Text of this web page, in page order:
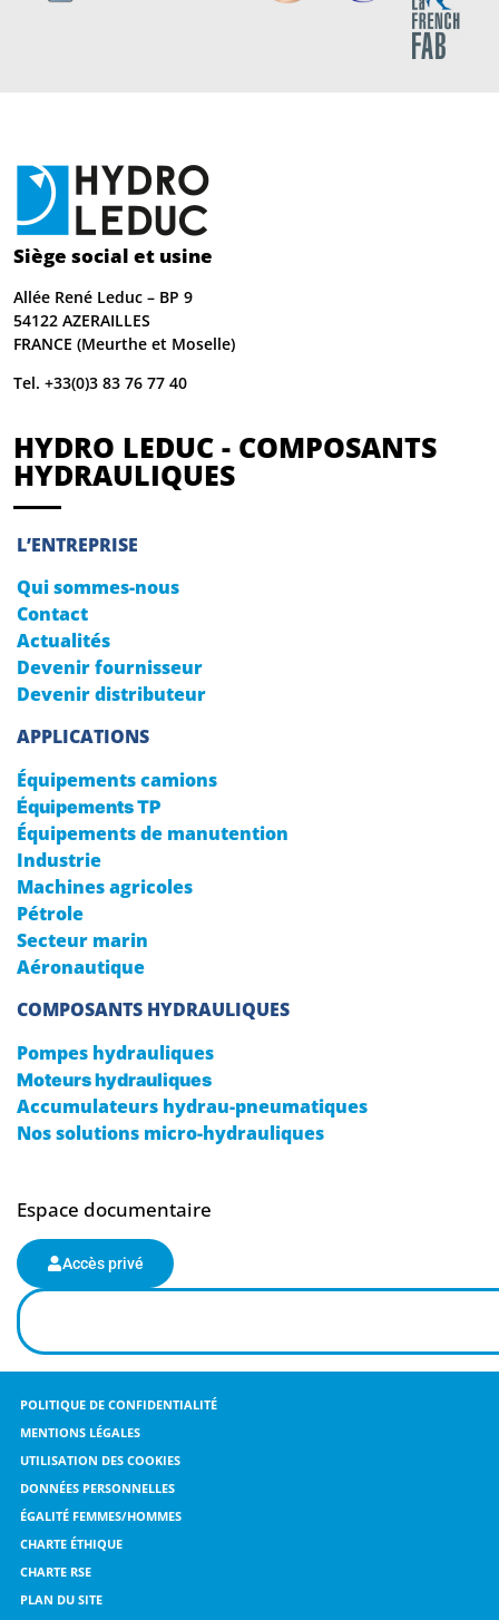
Siège social et usine
Allée René Leduc – BP 9
54122 AZERAILLES
FRANCE (Meurthe et Moselle)
Tel. +33(0)3 83 76 77 40
HYDRO LEDUC - COMPOSANTS
HYDRAULIQUES
L’ENTREPRISE
Qui sommes-nous
Contact
Actualités
Devenir fournisseur
Devenir distributeur
APPLICATIONS
Équipements camions
Équipements TP
Équipements de manutention
Industrie
Machines agricoles
Pétrole
Secteur marin
Aéronautique
COMPOSANTS HYDRAULIQUES
Pompes hydrauliques
Moteurs hydrauliques
Accumulateurs hydrau-pneumatiques
Nos solutions micro-hydrauliques
Espace documentaire
Accès privé
POLITIQUE DE CONFIDENTIALITÉ
MENTIONS LÉGALES
UTILISATION DES COOKIES
DONNÉES PERSONNELLES
ÉGALITÉ FEMMES/HOMMES
CHARTE ÉTHIQUE
CHARTE RSE
PLAN DU SITE